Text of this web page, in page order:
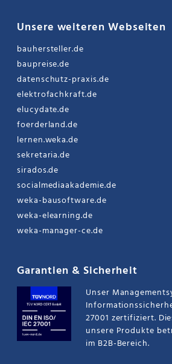
Unsere weiteren Webseiten
bauhersteller.de
baupreise.de
datenschutz-praxis.de
elektrofachkraft.de
elucydate.de
foerderland.de
lernen.weka.de
sekretaria.de
sirados.de
socialmediaakademie.de
weka-bausoftware.de
weka-elearning.de
weka-manager-ce.de
Garantien & Sicherheit
Unser
27001 zertifiziert.
unsere Produkte
im B2B-Bereich.